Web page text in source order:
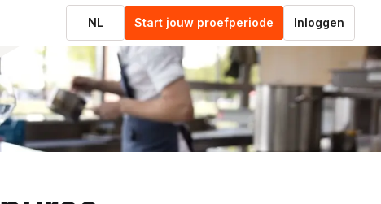
NL Start jouw proefperiode Inloggen